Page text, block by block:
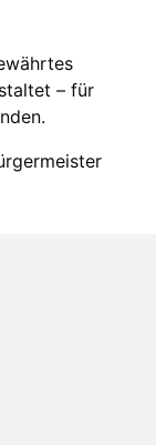
– für